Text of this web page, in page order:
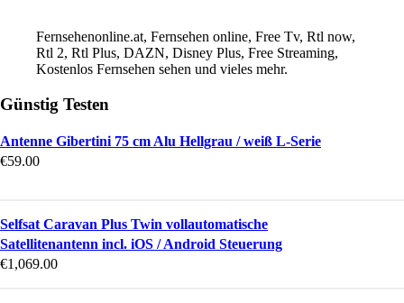
Fernsehenonline.at, Fernsehen online, Free Tv, Rtl now,
Rtl 2, Rtl Plus, DAZN, Disney Plus, Free Streaming,
Kostenlos Fernsehen sehen und vieles mehr.
Günstig Testen
Antenne Gibertini 75 cm Alu Hellgrau / weiß L-Serie
€59.00
Selfsat Caravan Plus Twin vollautomatische
Satellitenantenn incl. iOS / Android Steuerung
€1,069.00